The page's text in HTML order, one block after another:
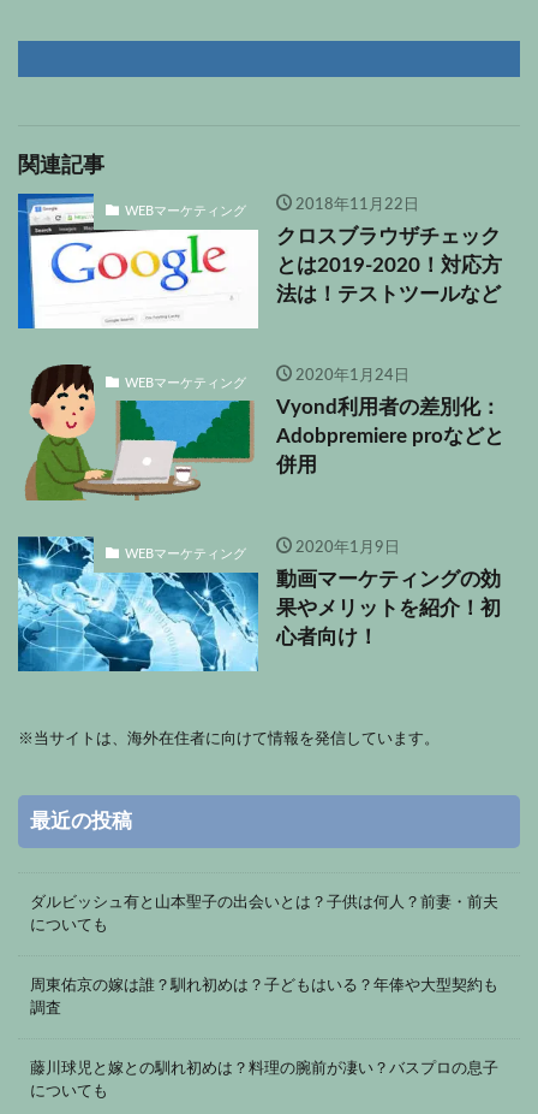
関連記事
WEBマーケティング 2018年11月22日
クロスブラウザチェック
とは2019-2020！対応方
法は！テストツールなど
WEBマーケティング 2020年1月24日
Vyond利用者の差別化：
Adobpremiere proなどと
併用
WEBマーケティング 2020年1月9日
動画マーケティングの効
果やメリットを紹介！初
心者向け！
※ 当サイトは、海外在住者に向けて情報を発信しています。
最近の投稿
ダルビッシュ有と山本聖子の出会いとは？子供は何人？前妻・前夫
についても
周東佑京の嫁は誰？馴れ初めは？子どもはいる？年俸や大型契約も
調査
藤川球児と嫁との馴れ初めは？料理の腕前が凄い？バスプロの息子
についても